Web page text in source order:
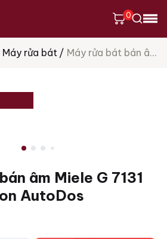
0
Máy rửa bát Máy rửa bát bán âm Miele G 7131 SCi 125 Edition AutoDos
âm Miele G 7131
AutoDos